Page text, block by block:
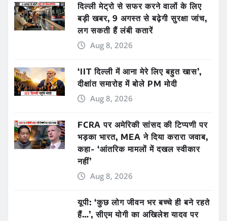
दिल्ली मेट्रो से सफर करने वालों के लिए
बड़ी खबर, 9 अगस्त से बढ़ेगी सुरक्षा जांच,
लग सकती हैं लंबी कतारें
Aug 8, 2026
‘IIT दिल्ली में आना मेरे लिए बहुत खास’,
दीक्षांत समारोह में बोले PM मोदी
Aug 8, 2026
FCRA पर अमेरिकी सांसद की टिप्पणी पर
भड़का भारत, MEA ने दिया करारा जवाब,
कहा- ‘आंतरिक मामलों में दखल स्वीकार
नहीं’
Aug 8, 2026
यूपी: ‘कुछ लोग जीवन भर बच्चे ही बने रहते
हैं…’, सीएम योगी का अखिलेश यादव पर